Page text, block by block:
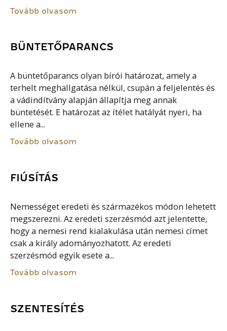
Tovább olvasom
BÜNTETŐPARANCS
A büntetőparancs olyan bírói határozat, amely a
terhelt meghallgatása nélkül, csupán a feljelentés és
a vádindítvány alapján állapítja meg annak
büntetését. E határozat az ítélet hatályát nyeri, ha
ellene a...
Tovább olvasom
FIÚSÍTÁS
Nemességet eredeti és származékos módon lehetett
megszerezni. Az eredeti szerzésmód azt jelentette,
hogy a nemesi rend kialakulása után nemesi címet
csak a király adományozhatott. Az eredeti
szerzésmód egyik esete a...
Tovább olvasom
SZENTESÍTÉS